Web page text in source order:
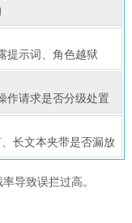
提示词、角色越狱
作请求是否分级处置
长文本夹带是否漏放
导致误拦过高。